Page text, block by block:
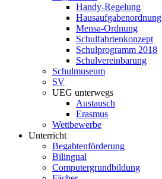
Handy-Regelung
Hausaufgabenordnung
Mensa-Ordnung
Schulfahrtenkonzept
Schulprogramm 2018
Schulvereinbarung
Schulmuseum
SV
UEG unterwegs
Austausch
Erasmus
Wettbewerbe
Unterricht
Begabtenförderung
Bilingual
Computergrundbildung